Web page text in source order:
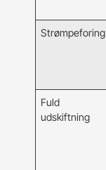
Strømpeforing
Fuld
udskiftning